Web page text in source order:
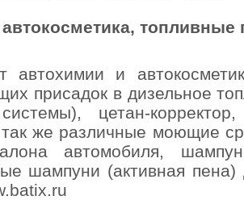
топливные
автохимии и
присадок в дизельное
цетан-
же различные моющие
автомобиля,
шампуни (активная